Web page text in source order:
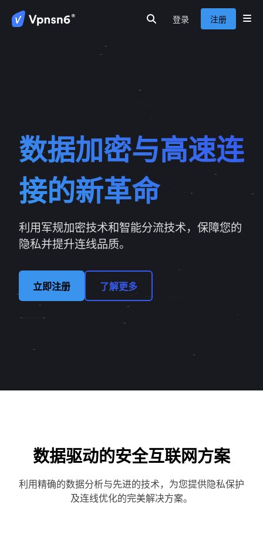
登录 注册
数据加密与高速连
接的新革命
利用军规加密技术和智能分流技术，保障您的
隐私并提升连线品质。
立即注册 了解更多
数据驱动的安全互联网方案
利用精确的数据分析与先进的技术，为您提供隐私保护
及连线优化的完美解决方案。